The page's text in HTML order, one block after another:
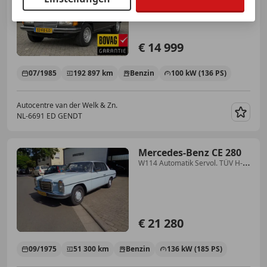
€ 14 999
07/1985 192 897 km Benzin 100 kW (136 PS)
Autocentre van der Welk & Zn.
NL-6691 ED GENDT
Mercedes-Benz CE 280
W114 Automatik Servol. TÜV H-
€ 21 280
09/1975 51 300 km Benzin 136 kW (185 PS)